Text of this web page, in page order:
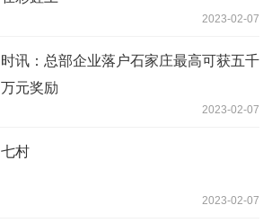
2023-02-07
时讯：总部企业落户石家庄最高可获五千
万元奖励
2023-02-07
七村
2023-02-07